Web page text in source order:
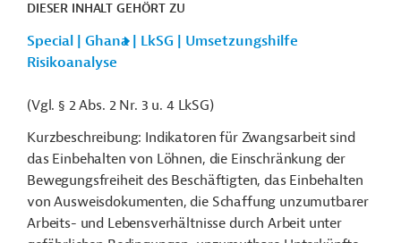
DIESER INHALT GEHÖRT ZU
Special | Ghana | LkSG | Umsetzungshilfe
Risikoanalyse
(Vgl. § 2 Abs. 2 Nr. 3 u. 4 LkSG)
Kurzbeschreibung: Indikatoren für Zwangsarbeit sind
das Einbehalten von Löhnen, die Einschränkung der
Bewegungsfreiheit des Beschäftigten, das Einbehalten
von Ausweisdokumenten, die Schaffung unzumutbarer
Arbeits- und Lebensverhältnisse durch Arbeit unter